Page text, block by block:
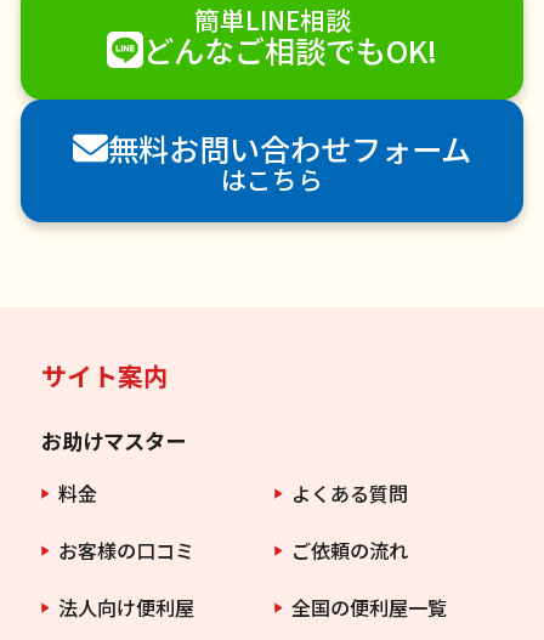
雪かき・雪下ろし
電球交換
襖（ふすま）の張替え
空き家管理
各種代行
害獣駆除
防草シート施工
ナメクジ駆除
害虫駆除
簡単LINE相談
どんなご相談でもOK!
無料お問い合わせフォーム
はこちら
サイト案内
お助けマスター
料金
よくある質問
お客様の口コミ
ご依頼の流れ
法人向け便利屋
全国の便利屋一覧